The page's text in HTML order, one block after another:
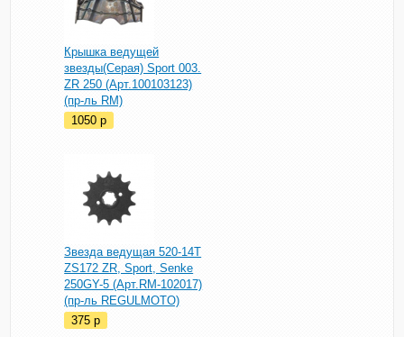
Крышка ведущей
звезды(Серая) Sport 003.
ZR 250 (Арт.100103123)
(пр-ль RM)
1050p
Звезда ведущая 520-14T
ZS172 ZR, Sport, Senke
250GY-5 (Арт.RM-102017)
(пр-ль REGULMOTO)
375p